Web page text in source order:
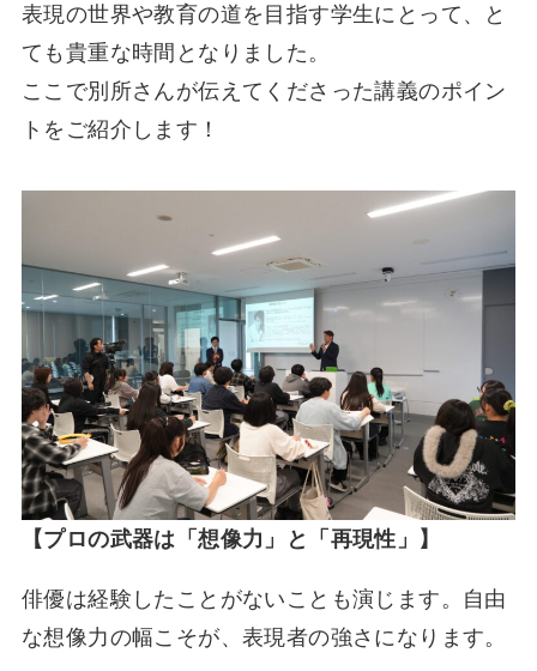
表現の世界や教育の道を目指す学生にとって、と
ても貴重な時間となりました。
ここで別所さんが伝えてくださった講義のポイン
トをご紹介します！
【プロの武器は「想像力」と「再現性」】
俳優は経験したことがないことも演じます。自由
な想像力の幅こそが、表現者の強さになります。